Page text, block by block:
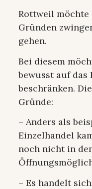
Rottweil möchte
Gründen
gehen.
Bei diesem
bewusst auf das
beschränken.
Gründe:
– Anders als
Einzelhandel
noch nicht in
– Es handelt